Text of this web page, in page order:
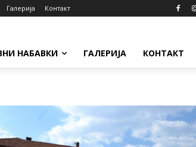
Галерија Контакт
НАБАВКИ ГАЛЕРИЈА КОНТАКТ